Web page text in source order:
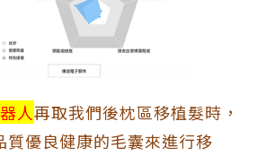
人再取我們後枕區移植髮時，
質優良健康的毛囊來進行移